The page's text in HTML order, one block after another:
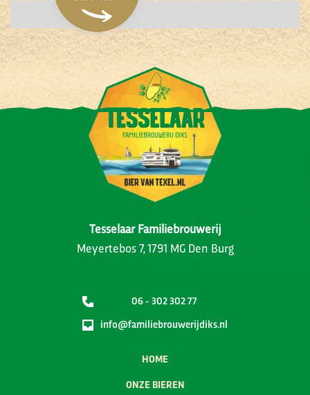
Tesselaar Familiebrouwerij
Meyertebos 7, 1791 MG Den Burg
06 - 302 302 77
info@familiebrouwerijdiks.nl
HOME
ONZE BIEREN